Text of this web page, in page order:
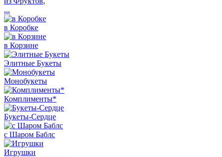
...
в Коробке
в Корзине
Элитные Букеты
Монобукеты
Комплименты*
Букеты-Сердце
с Шаром Баблс
Игрушки